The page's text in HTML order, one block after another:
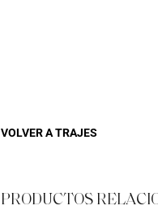
VOLVER ATRAJES
PRODUCTOS